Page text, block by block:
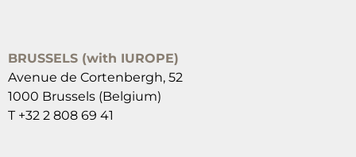
BRUSSELS (with IUROPE)
Avenue de Cortenbergh, 52
1000 Brussels (Belgium)
T +32 2 808 69 41